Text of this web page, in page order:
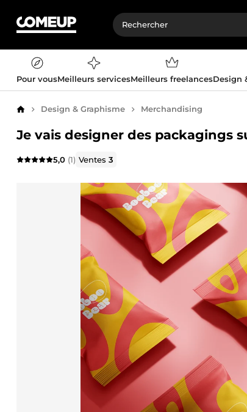
Pour vousMeilleurs servicesMeilleurs freelancesDesign
AccueilDesign & Graphisme Merchandising
Je vais designer des packagings
5,0 (1) Ventes3